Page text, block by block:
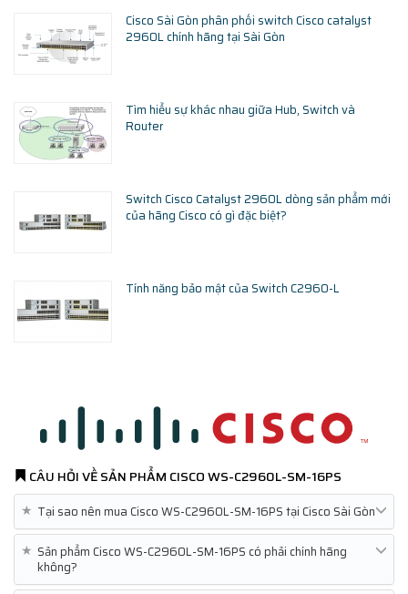
Cisco Sài Gòn phân phối switch Cisco catalyst
2960L chính hãng tại Sài Gòn
Tìm hiểu sự khác nhau giữa Hub, Switch và
Router
Switch Cisco Catalyst 2960L dòng sản phẩm mới
của hãng Cisco có gì đặc biệt?
Tính năng bảo mật của Switch C2960-L
CÂU HỎI VỀ SẢN PHẨM CISCO WS-C2960L-SM-16PS
★ Tại sao nên mua Cisco WS-C2960L-SM-16PS tại Cisco Sài Gòn
★ Sản phẩm Cisco WS-C2960L-SM-16PS có phải chính hãng
không?